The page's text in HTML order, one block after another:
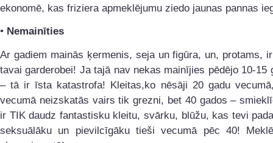
ekonomē, kas friziera apmeklējumu ziedo jaunas pannas
• Nemainīties
Ar gadiem mainās ķermenis, seja un figūra, un, protams,
tavai garderobei! Ja tajā nav nekas mainījies pēdējo 10-15
– tā ir īsta katastrofa! Kleitas,ko nēsāji 20 gadu
vecumā neizskatās vairs tik grezni, bet 40 gados –
ir TIK daudz fantastisku kleitu, svārku, blūžu, kas tevi
seksuālāku un pievilcīgāku tieši vecumā pēc 40!